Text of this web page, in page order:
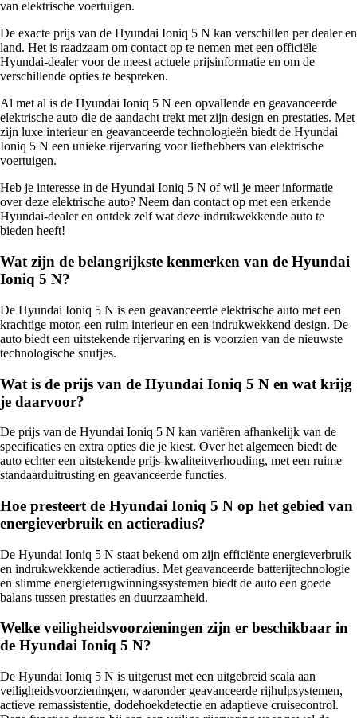
van elektrische voertuigen.
De exacte prijs van de Hyundai Ioniq 5 N kan verschillen per dealer en
land. Het is raadzaam om contact op te nemen met een officiële
Hyundai-dealer voor de meest actuele prijsinformatie en om de
verschillende opties te bespreken.
Al met al is de Hyundai Ioniq 5 N een opvallende en geavanceerde
elektrische auto die de aandacht trekt met zijn design en prestaties. Met
zijn luxe interieur en geavanceerde technologieën biedt de Hyundai
Ioniq 5 N een unieke rijervaring voor liefhebbers van elektrische
voertuigen.
Heb je interesse in de Hyundai Ioniq 5 N of wil je meer informatie
over deze elektrische auto? Neem dan contact op met een erkende
Hyundai-dealer en ontdek zelf wat deze indrukwekkende auto te
bieden heeft!
Wat zijn de belangrijkste kenmerken van de Hyundai
Ioniq 5 N?
De Hyundai Ioniq 5 N is een geavanceerde elektrische auto met een
krachtige motor, een ruim interieur en een indrukwekkend design. De
auto biedt een uitstekende rijervaring en is voorzien van de nieuwste
technologische snufjes.
Wat is de prijs van de Hyundai Ioniq 5 N en wat krijg
je daarvoor?
De prijs van de Hyundai Ioniq 5 N kan variëren afhankelijk van de
specificaties en extra opties die je kiest. Over het algemeen biedt de
auto echter een uitstekende prijs-kwaliteitverhouding, met een ruime
standaarduitrusting en geavanceerde functies.
Hoe presteert de Hyundai Ioniq 5 N op het gebied van
energieverbruik en actieradius?
De Hyundai Ioniq 5 N staat bekend om zijn efficiënte energieverbruik
en indrukwekkende actieradius. Met geavanceerde batterijtechnologie
en slimme energieterugwinningssystemen biedt de auto een goede
balans tussen prestaties en duurzaamheid.
Welke veiligheidsvoorzieningen zijn er beschikbaar in
de Hyundai Ioniq 5 N?
De Hyundai Ioniq 5 N is uitgerust met een uitgebreid scala aan
veiligheidsvoorzieningen, waaronder geavanceerde rijhulpsystemen,
actieve remassistentie, dodehoekdetectie en adaptieve cruisecontrol.